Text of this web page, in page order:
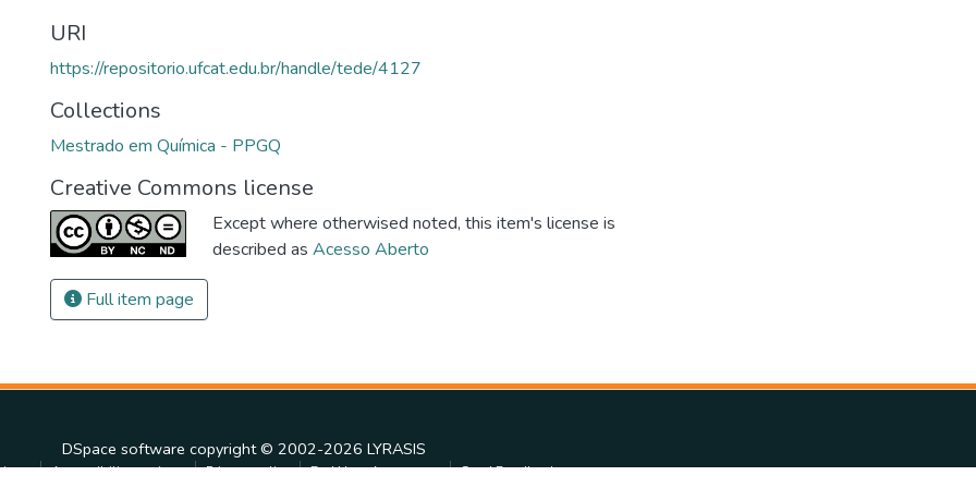
URI
https://repositorio.ufcat.edu.br/handle/tede/4127
Collections
Mestrado em Química - PPGQ
Creative Commons license
Except where otherwised noted, this item's license is
described as Acesso Aberto
Full item page
DSpace software copyright © 2002-2026 LYRASIS
Accessibility settings Privacy policy End User Agreement Send Feedback